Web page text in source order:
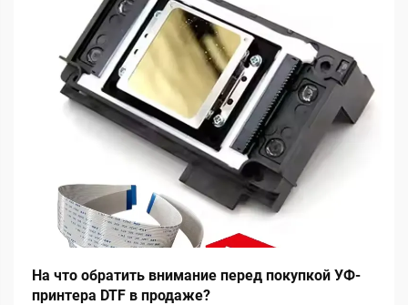
На что обратить внимание перед покупкой УФ-
принтера DTF в продаже?